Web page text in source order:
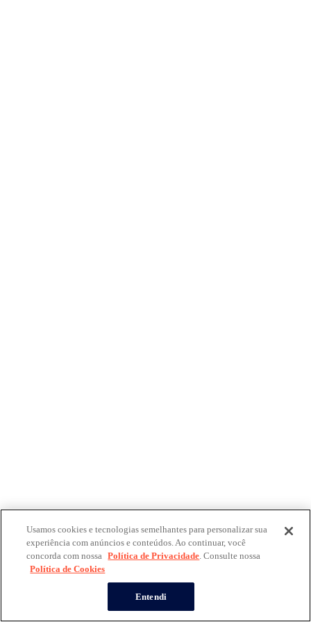
Usamos cookies e tecnologias semelhantes para personalizar sua
experiência com anúncios e conteúdos. Ao continuar, você
concorda com nossa Política de Privacidade. Consulte nossa
Política de Cookies
Entendi